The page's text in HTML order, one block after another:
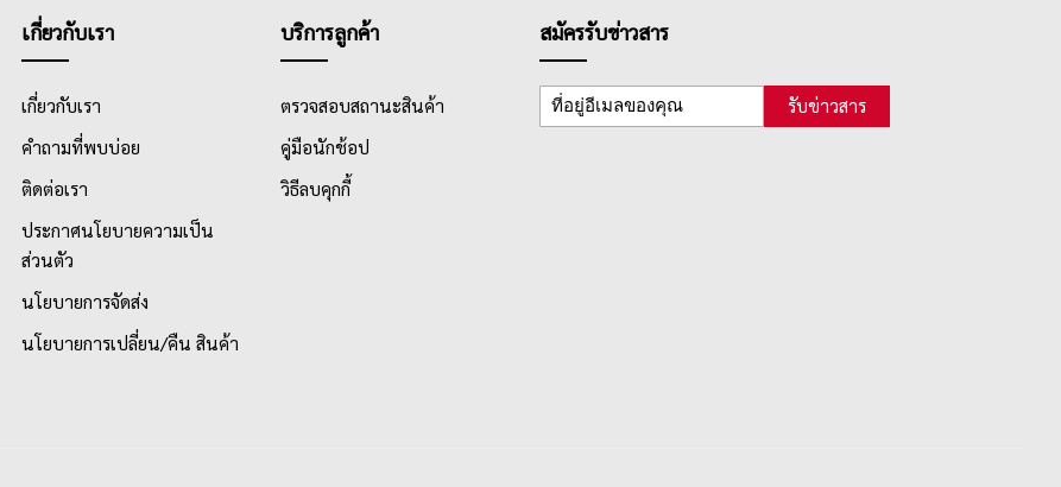
เกี่ยวกับเรา
เกี่ยวกับเรา
คำถามที่พบบ่อย
ติดต่อเรา
ประกาศนโยบายความเป็น
ส่วนตัว
นโยบายการจัดส่ง
นโยบายการเปลี่ยน/คืน สินค้า
บริการลูกค้า
ตรวจสอบสถานะสินค้า
คู่มือนักช้อป
วิธีลบคุกกี้
สมัครรับข่าวสาร
รับข่าวสาร